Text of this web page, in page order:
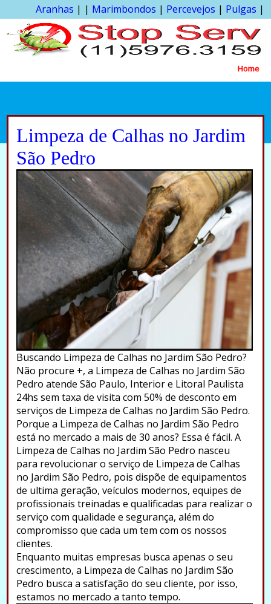
Aranhas | | Marimbondos | Percevejos | Pulgas |
Home
Limpeza de Calhas no Jardim
São Pedro
Buscando Limpeza de Calhas no Jardim São Pedro?
Não procure +, a Limpeza de Calhas no Jardim São
Pedro atende São Paulo, Interior e Litoral Paulista
24hs sem taxa de visita com 50% de desconto em
serviços de Limpeza de Calhas no Jardim São Pedro.
Porque a Limpeza de Calhas no Jardim São Pedro
está no mercado a mais de 30 anos? Essa é fácil. A
Limpeza de Calhas no Jardim São Pedro nasceu
para revolucionar o serviço de Limpeza de Calhas
no Jardim São Pedro, pois dispõe de equipamentos
de ultima geração, veículos modernos, equipes de
profissionais treinadas e qualificadas para realizar o
serviço com qualidade e segurança, além do
compromisso que cada um tem com os nossos
clientes.
Enquanto muitas empresas busca apenas o seu
crescimento, a Limpeza de Calhas no Jardim São
Pedro busca a satisfação do seu cliente, por isso,
estamos no mercado a tanto tempo.